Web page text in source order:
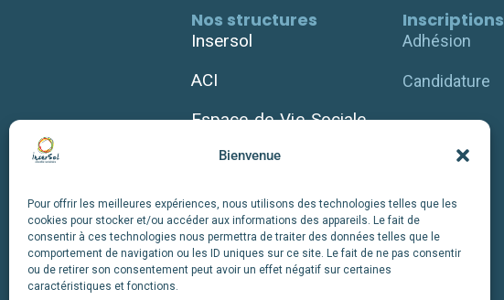
Bienvenue
Pour offrir les meilleures expériences, nous utilisons des technologies telles que les
cookies pour stocker et/ou accéder aux informations des appareils. Le fait de
consentir à ces technologies nous permettra de traiter des données telles que le
comportement de navigation ou les ID uniques sur ce site. Le fait de ne pas consentir
ou de retirer son consentement peut avoir un effet négatif sur certaines
caractéristiques et fonctions.
Nos structures
Insersol
ACI
Espace de Vie Sociale
Épicerie Solidaire
Atelier Biclou
Inscriptions
Adhésion
Candidature